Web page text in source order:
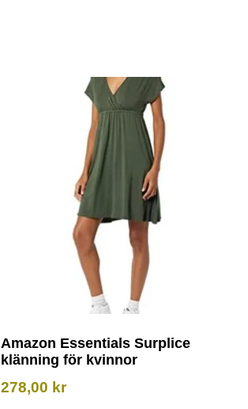
Amazon Essentials Surplice
klänning för kvinnor
278,00 kr